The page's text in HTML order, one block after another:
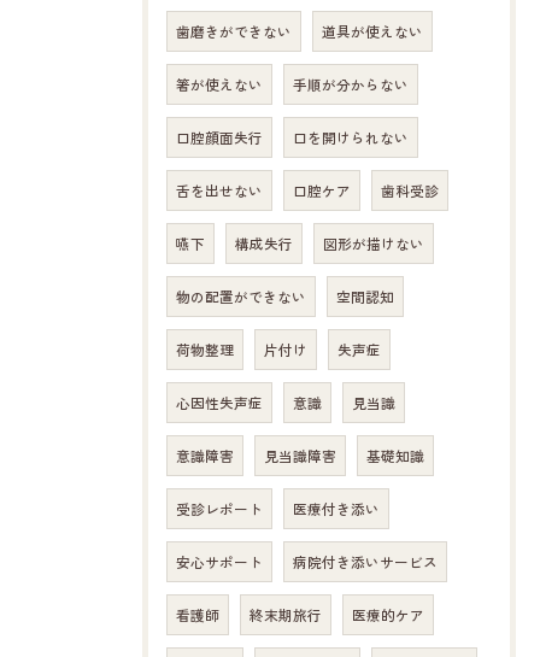
歯磨きができない 道具が使えない
箸が使えない 手順が分からない
口腔顔面失行 口を開けられない
舌を出せない 口腔ケア 歯科受診
嚥下 構成失行 図形が描けない
物の配置ができない 空間認知
荷物整理 片付け 失声症
心因性失声症 意識 見当識
意識障害 見当識障害 基礎知識
受診レポート 医療付き添い
安心サポート 病院付き添いサービス
看護師 終末期旅行 医療的ケア